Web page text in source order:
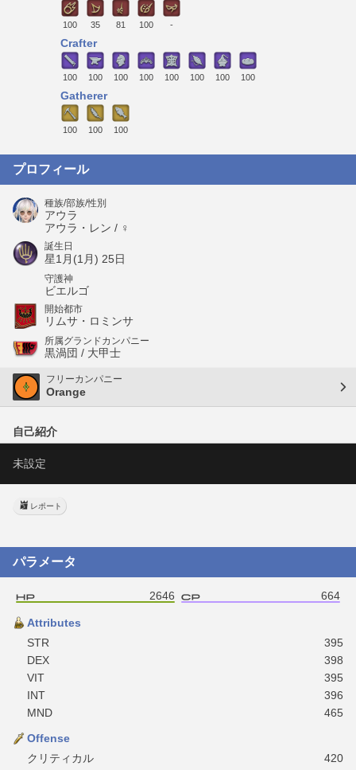
100 35 81 100 -
Crafter
100 100 100 100 100 100 100 100
Gatherer
100 100 100
プロフィール
種族/部族/性別
アウラ
アウラ・レン / ♀
誕生日
星1月(1月) 25日
守護神
ビエルゴ
開始都市
リムサ・ロミンサ
所属グランドカンパニー
黒渦団 / 大甲士
フリーカンパニー
Orange
自己紹介
未設定
レポート
パラメータ
2646 664
Attributes
STR
395
DEX
398
VIT
395
INT
396
MND
465
Offense
クリティカル
420